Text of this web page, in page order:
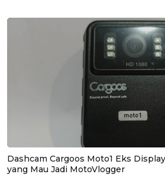
Dashcam Cargoos Moto1 Eks
yang Mau Jadi MotoVlogger